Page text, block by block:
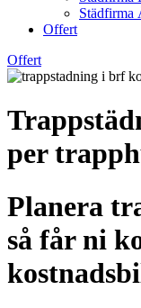
Städfirma
Offert
Offert
per
Planera
så får ni